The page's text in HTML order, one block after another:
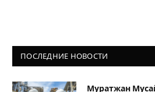
ПОСЛЕДНИЕ НОВОСТИ
Муратжан